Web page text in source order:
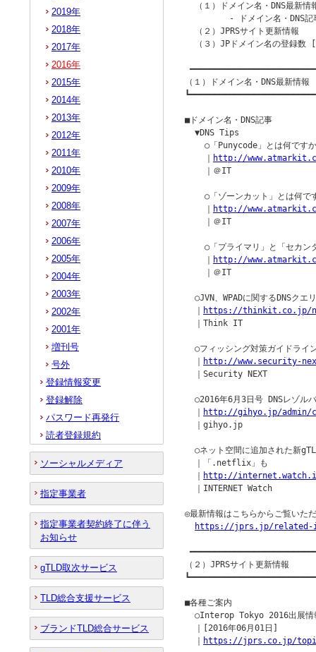
（１）ドメイン名・DNS最新情
- ドメイン名・DNS記
  （２）JPRSサイト更新情報
（３）JPドメイン名の登録数
（１）ドメイン名・DNS最新情報
■ドメイン名・DNS記事
  ▼DNS Tips
○「Punycode」とは何です
http://
    ｜＠IT
○「ゾーンカット」とは何で
http://
    ｜＠IT
○「プライマリ」と「セカン
http://
    ｜＠IT
○JVN、WPADに関するDNSクエ
https://thinkit.co.jp/
  ｜Think IT
○フィッシング対策ガイドライ
http://www.security-
  ｜Security NEXT
○2016年6月3日号 DNSレゾル
http://gihyo.jp/admin/
  ｜gihyo.jp
○ネット空間に追加された新
  ｜「.netflix」も
http://
  ｜INTERNET Watch
◎最新情報はこちらからご覧いた
https://jprs.jp/related-
（２）JPRSサイト更新情報
■各種ご案内
○Interop Tokyo 2016出展情
  ｜[2016年06月01日]
https://jprs.co.jp/
2019年
2018年
2017年
2016年
2015年
2014年
2013年
2012年
2011年
2010年
2009年
2008年
2007年
2006年
2005年
2004年
2003年
2002年
2001年
増刊号
号外
登録情報変更
登録解除
パスワード再発行
読者登録規約
ソーシャルメディア
指定事業者
指定事業者契約終了に伴う
お知らせ
gTLD取次サービス
TLD総合支援サービス
ブランドTLD総合サービス